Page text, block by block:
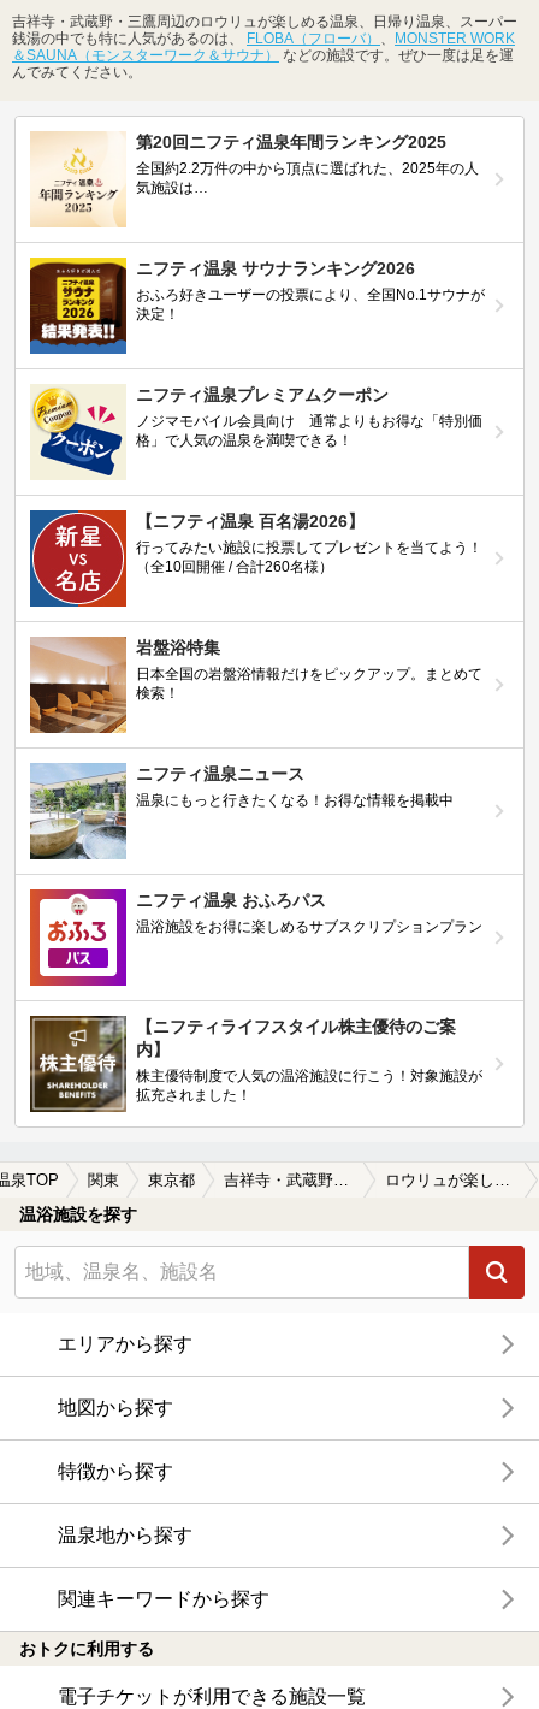
吉祥寺・武蔵野・三鷹周辺のロウリュが楽しめる温泉、日帰り温泉、スーパー
銭湯の中でも特に人気があるのは、 FLOBA（フローバ）
MONSTER WORK
＆SAUNA（モンスターワーク＆サウナ）
などの施設です。ぜひ一度は足を運
んでみてください。
第20回ニフティ温泉年間ランキング2025
全国約2.2万件の中から頂点に選ばれた、2025年の人
気施設は…
ニフティ温泉 サウナランキング2026
おふろ好きユーザーの投票により、全国No.1サウナが
決定！
ニフティ温泉プレミアムクーポン
ノジマモバイル会員向け 通常よりもお得な「特別価
格」で人気の温泉を満喫できる！
【ニフティ温泉 百名湯2026】
行ってみたい施設に投票してプレゼントを当てよう！
（全10回開催 / 合計260名様）
岩盤浴特集
日本全国の岩盤浴情報だけをピックアップ。まとめて
検索！
ニフティ温泉ニュース
温泉にもっと行きたくなる！お得な情報を掲載中
ニフティ温泉 おふろパス
温浴施設をお得に楽しめるサブスクリプションプラン
【ニフティライフスタイル株主優待のご案
内】
株主優待制度で人気の温浴施設に行こう！対象施設が
拡充されました！
泉TOP 関東 東京都 吉祥寺・武蔵野・三鷹周辺 ロウリュが楽しめる吉祥寺・武蔵野・三鷹周辺の温泉、日帰り温泉、スーパー銭湯おすすめ
温浴施設を探す
エリアから探す
地図から探す
特徴から探す
温泉地から探す
関連キーワードから探す
おトクに利用する
電子チケットが利用できる施設一覧